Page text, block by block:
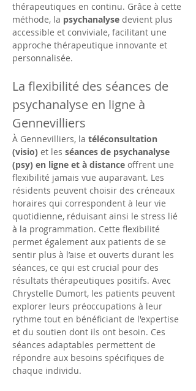
thérapeutiques en continu. Grâce à cette
méthode, la psychanalyse devient plus
accessible et conviviale, facilitant une
approche thérapeutique innovante et
personnalisée.
La flexibilité des séances de
psychanalyse en ligne à
Gennevilliers
À Gennevilliers, la téléconsultation
(visio) et les séances de psychanalyse
(psy) en ligne et à distance offrent une
flexibilité jamais vue auparavant. Les
résidents peuvent choisir des créneaux
horaires qui correspondent à leur vie
quotidienne, réduisant ainsi le stress lié
à la programmation. Cette flexibilité
permet également aux patients de se
sentir plus à l’aise et ouverts durant les
séances, ce qui est crucial pour des
résultats thérapeutiques positifs. Avec
Chrystelle Dumort, les patients peuvent
explorer leurs préoccupations à leur
rythme tout en bénéficiant de l'expertise
et du soutien dont ils ont besoin. Ces
séances adaptables permettent de
répondre aux besoins spécifiques de
chaque individu.